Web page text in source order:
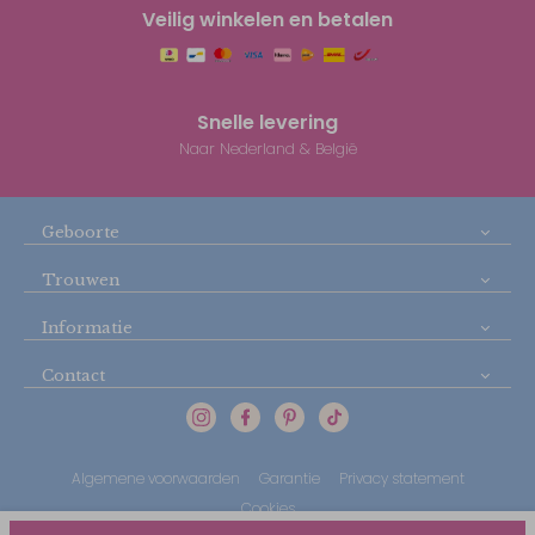
Veilig winkelen en betalen
Snelle levering
Naar Nederland & België
Geboorte
Trouwen
Informatie
Contact
Algemene voorwaarden Garantie
Privacy statement
Cookies